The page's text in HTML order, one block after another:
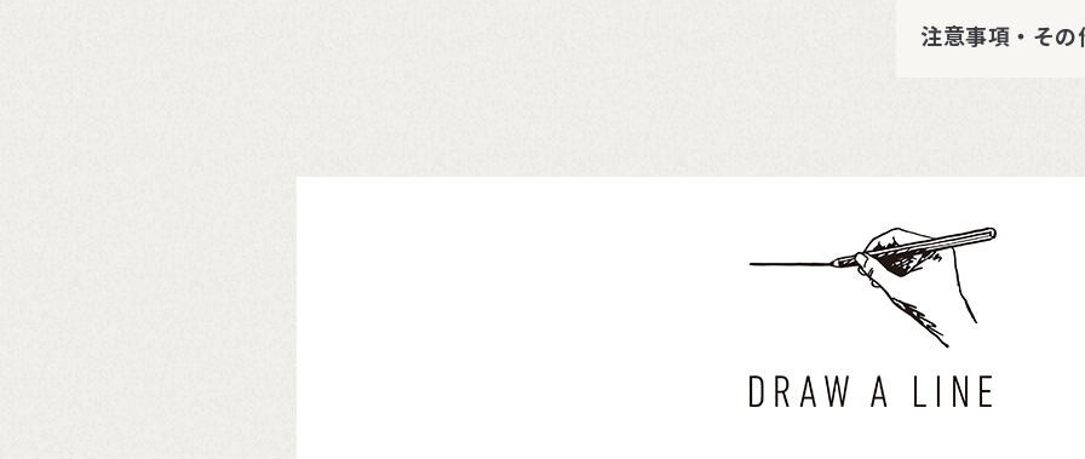
注意事項・その